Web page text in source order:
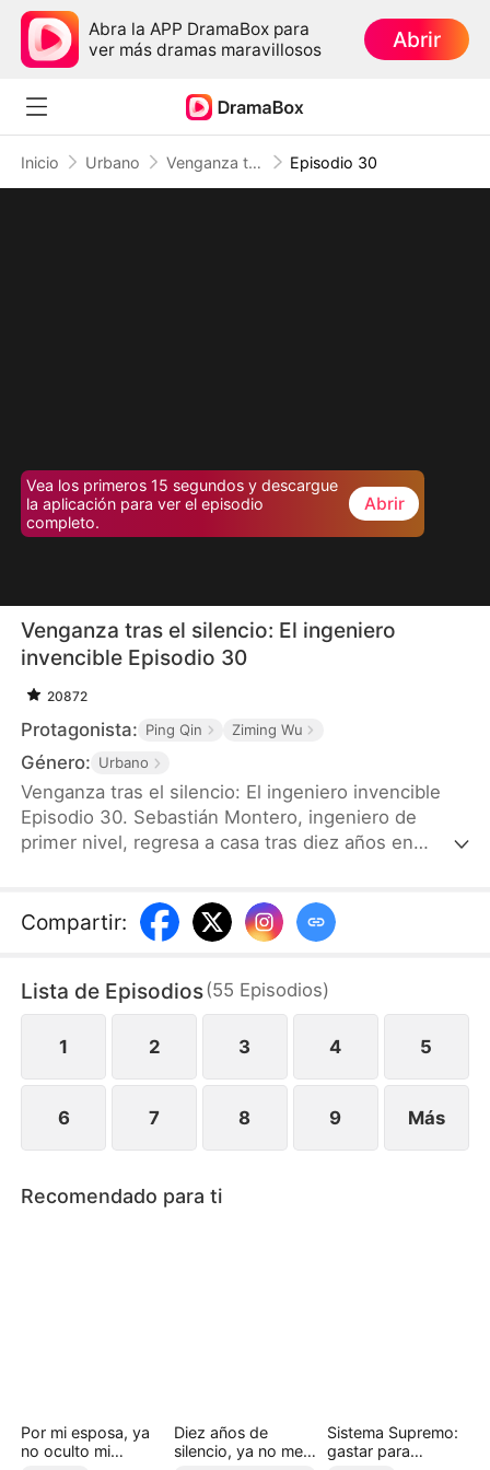
Abra la APP DramaBox para
ver más dramas maravillosos
Abrir
Inicio Urbano Venganza tras el silencio: El ingeniero invencible Episodio 30
Vea los primeros 15 segundos y descargue
la aplicación para ver el episodio
completo.
Abrir
Venganza tras el silencio: El ingeniero
invencible Episodio 30
20872
Protagonista: Ping Qin Ziming Wu
Género: Urbano
Venganza tras el silencio: El ingeniero invencible
Episodio 30. Sebastián Montero, ingeniero de
primer nivel, regresa a casa tras diez años en
hermana mayor, y descubre que los Castillo
planean apropiarse del patrimonio de los Montero.
silencio. Cuando finalmente revela quién es y
presenta pruebas irrefutables de sus crímenes, los
Castillo son llevados ante la justicia.
Compartir:
Lista de Episodios(55 Episodios)
1 2 3 4 5
6 7 8 9 Más
Recomendado para ti
Por mi esposa, ya
no oculto mi
Diez años de
silencio, ya no me
Sistema Supremo:
gastar para